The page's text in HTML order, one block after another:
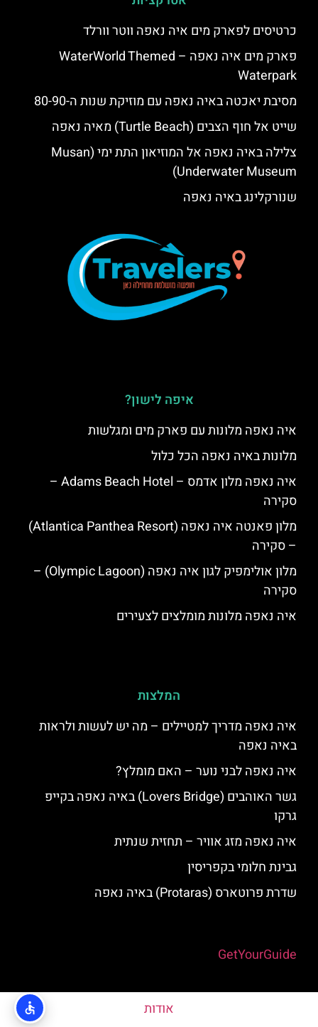
כרטיסים לפארק מים איה נאפה ווטר וורלד
פארק מים איה נאפה – ‪‪WaterWorld Themed
Waterpark‬‬
מסיבת יאכטה באיה נאפה עם מוזיקת שנות ה-80-90
שייט אל חוף הצבים (Turtle Beach) מאיה נאפה
צלילה באיה נאפה אל המוזיאון התת ימי (Musan
Underwater Museum)
שנורקלינג באיה נאפה
איפה לישון?
איה נאפה מלונות עם פארק מים ומגלשות
מלונות באיה נאפה הכל כלול
איה נאפה מלון אדמס – Adams Beach Hotel –
סקירה
מלון פאנטה איה נאפה (Atlantica Panthea Resort)
– סקירה
מלון אולימפיק לגון איה נאפה (Olympic Lagoon) –
סקירה
איה נאפה מלונות מומלצים לצעירים
המלצות
איה נאפה מדריך למטיילים – מה יש לעשות ולראות
באיה נאפה
איה נאפה לבני נוער – האם מומלץ?
גשר האוהבים (Lovers Bridge) באיה נאפה בקייפ
גרקו
איה נאפה מזג אוויר – תחזית שנתית
גבינת חלומי בקפריסין
שדרת פרוטארס (Protaras) באיה נאפה
GetYourGuide
אודות